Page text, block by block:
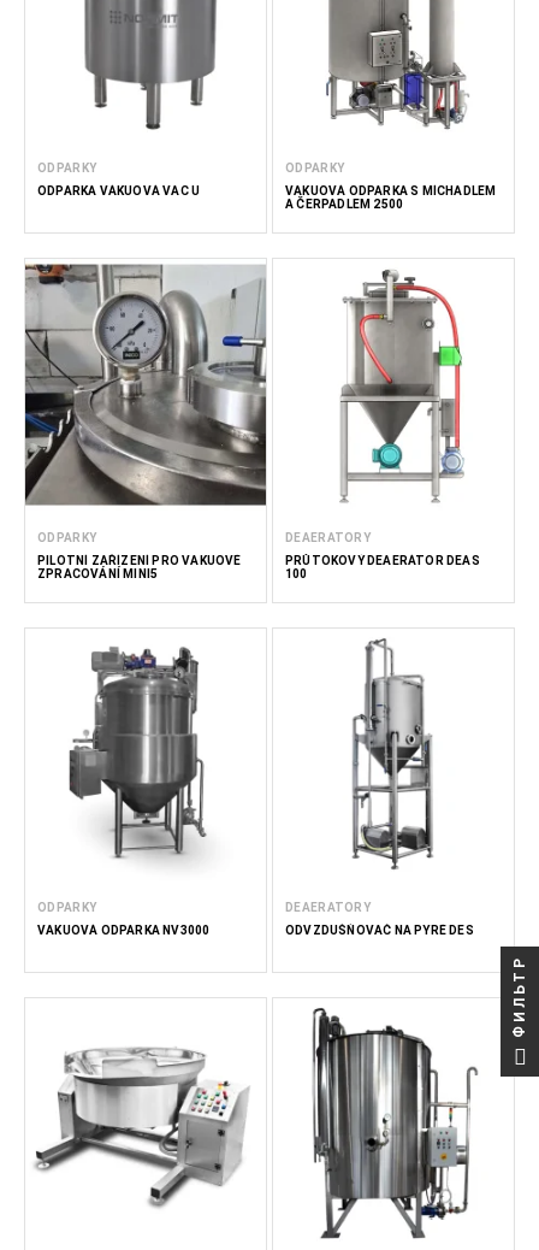
ODPARKY
ODPARKA VÁKUOVÁ VAC U
ODPARKY
VAKUOVÁ ODPARKA S MÍCHADLEM
A ČERPADLEM 2500
ODPARKY
PILOTNÍ ZAŘÍZENÍ PRO VAKUOVÉ
ZPRACOVÁNÍ MINI5
DEAERATORY
PRŮTOKOVÝ DEAERÁTOR DEAS
100
ODPARKY
VAKUOVÁ ODPARKA NV3000
DEAERATORY
ODVZDUŠŇOVAČ NA PYRÉ DES
ФИЛЬТР